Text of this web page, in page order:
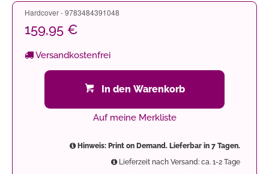
Hardcover - 9783484391048
159,95 €
Versandkostenfrei
In den Warenkorb
Auf meine Merkliste
Hinweis: Print on Demand. Lieferbar in 7 Tagen.
Lieferzeit nach Versand: ca. 1-2 Tage